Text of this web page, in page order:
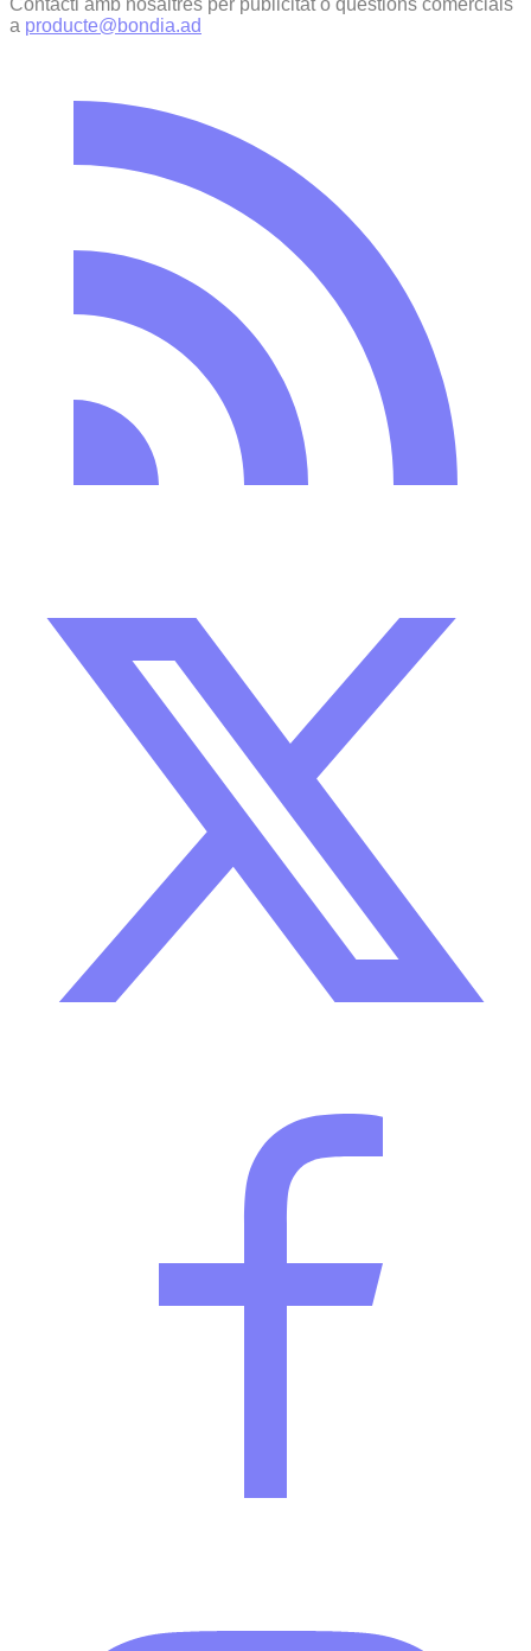
Contacti amb nosaltres per publicitat o qüestions comercials
a producte@bondia.ad